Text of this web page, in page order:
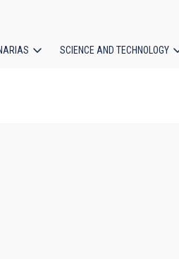
SCIENCE AND TECHNOLOGY